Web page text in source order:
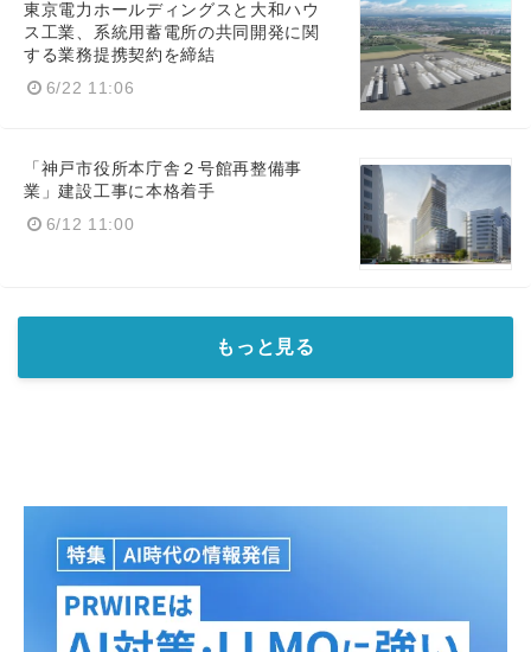
東京電力ホールディングスと大和ハウ
ス工業、系統用蓄電所の共同開発に関
する業務提携契約を締結
6/22 11:06
「神戸市役所本庁舎２号館再整備事
業」建設工事に本格着手
6/12 11:00
もっと見る